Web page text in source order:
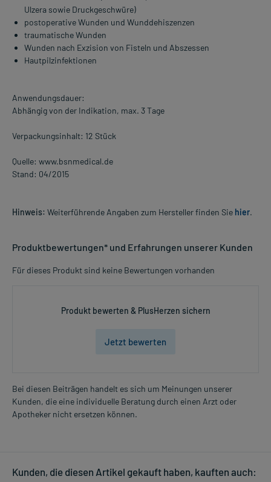
Ulzera sowie Druckgeschwüre)
postoperative Wunden und Wunddehiszenzen
traumatische Wunden
Wunden nach Exzision von Fisteln und Abszessen
Hautpilzinfektionen
Anwendungsdauer:
Abhängig von der Indikation, max. 3 Tage
Verpackungsinhalt: 12 Stück
Quelle: www.bsnmedical.de
Stand: 04/2015
Hinweis: Weiterführende Angaben zum Hersteller finden Sie hier.
Produktbewertungen* und Erfahrungen unserer Kunden
Für dieses Produkt sind keine Bewertungen vorhanden
Produkt bewerten & PlusHerzen sichern
Jetzt bewerten
Bei diesen Beiträgen handelt es sich um Meinungen unserer
Kunden, die eine individuelle Beratung durch einen Arzt oder
Apotheker nicht ersetzen können.
Kunden, die diesen Artikel gekauft haben, kauften auch: